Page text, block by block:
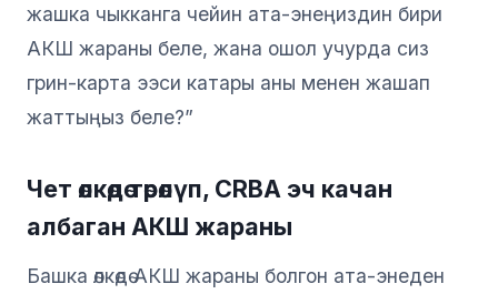
жашка чыкканга чейин ата-энеңиздин бири
АКШ жараны беле, жана ошол учурда сиз
грин-карта ээси катары аны менен жашап
жаттыңыз беле?”
Чет өлкөдө төрөлүп, CRBA эч качан
албаган АКШ жараны
Башка өлкөдө АКШ жараны болгон ата-энеден